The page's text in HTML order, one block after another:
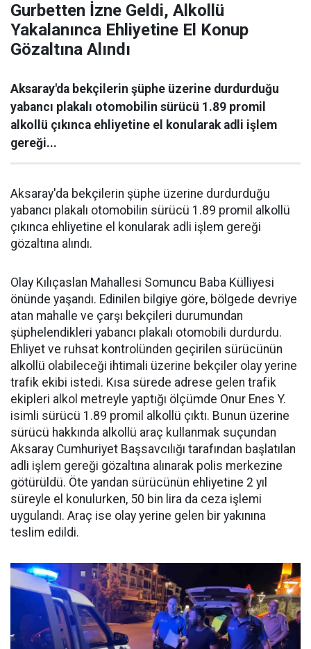
Gurbetten İzne Geldi, Alkollü
Yakalanınca Ehliyetine El Konup
Gözaltına Alındı
Aksaray'da bekçilerin şüphe üzerine durdurduğu
yabancı plakalı otomobilin sürücü 1.89 promil
alkollü çıkınca ehliyetine el konularak adli işlem
gereği...
Aksaray'da bekçilerin şüphe üzerine durdurduğu
yabancı plakalı otomobilin sürücü 1.89 promil alkollü
çıkınca ehliyetine el konularak adli işlem gereği
gözaltına alındı.
Olay Kılıçaslan Mahallesi Somuncu Baba Külliyesi
önünde yaşandı. Edinilen bilgiye göre, bölgede devriye
atan mahalle ve çarşı bekçileri durumundan
şüphelendikleri yabancı plakalı otomobili durdurdu.
Ehliyet ve ruhsat kontrolünden geçirilen sürücünün
alkollü olabileceği ihtimali üzerine bekçiler olay yerine
trafik ekibi istedi. Kısa sürede adrese gelen trafik
ekipleri alkol metreyle yaptığı ölçümde Onur Enes Y.
isimli sürücü 1.89 promil alkollü çıktı. Bunun üzerine
sürücü hakkında alkollü araç kullanmak suçundan
Aksaray Cumhuriyet Başsavcılığı tarafından başlatılan
adli işlem gereği gözaltına alınarak polis merkezine
götürüldü. Öte yandan sürücünün ehliyetine 2 yıl
süreyle el konulurken, 50 bin lira da ceza işlemi
uygulandı. Araç ise olay yerine gelen bir yakınına
teslim edildi.